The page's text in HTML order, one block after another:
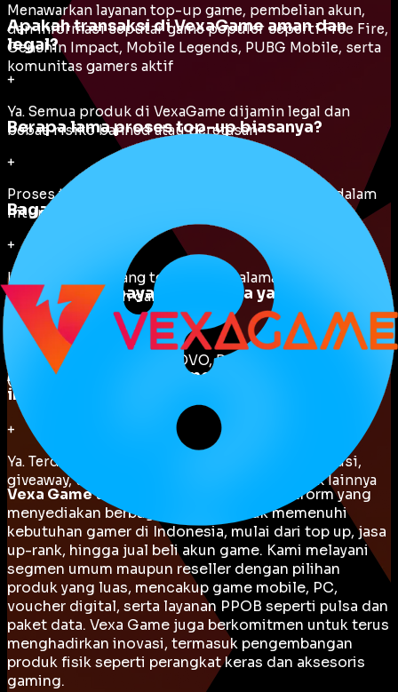
Menawarkan layanan top-up game, pembelian akun,
dan informasi seputar game populer seperti Free Fire,
Genshin Impact, Mobile Legends, PUBG Mobile, serta
komunitas gamers aktif
Apakah transaksi di VexaGame aman dan
legal?
+
Ya. Semua produk di VexaGame dijamin legal dan
bebas risiko banned atau peretasan
Berapa lama proses top-up biasanya?
+
Proses transaksi berlangsung secara otomatis dalam
hitungan menit dan tersedia 24 jam nonstop
Bagaimana cara melakukan top-up?
+
Ikuti petunjuk yang tersedia di halaman “Topup”.
Prosesnya mudah dan otomatis
Metode pembayaran apa saja yang diterima?
Mendukung ShopeePay, OVO, DANA, berbagai bank
(BNI, Permata, BCA, BRI, Mandiri), QRIS, dan Alfamart
Adakah komunitas gamer yang bisa saya
ikuti?
+
Ya. Terdapat komunitas aktif untuk mabar, diskusi,
giveaway, turnamen, dan pengalaman menarik lainnya
Vexa Gameadalah one stop gaming platformyang
menyediakan berbagai layanan untuk memenuhi
kebutuhan gamer di Indonesia, mulai dari top up, jasa
up-rank, hingga jual beli akun game. Kami melayani
segmen umum maupun reseller dengan pilihan
produk yang luas, mencakup game mobile, PC,
voucher digital, serta layanan PPOB seperti pulsa dan
paket data. Vexa Game juga berkomitmen untuk terus
menghadirkan inovasi, termasuk pengembangan
produk fisik seperti perangkat keras dan aksesoris
gaming.